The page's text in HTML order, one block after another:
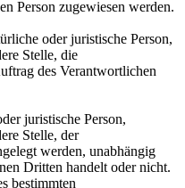
Person zugewiesen werden.
oder juristische Person,
Stelle, die
des Verantwortlichen
juristische Person,
Stelle, der
werden, unabhängig
Dritten handelt oder nicht.
bestimmten